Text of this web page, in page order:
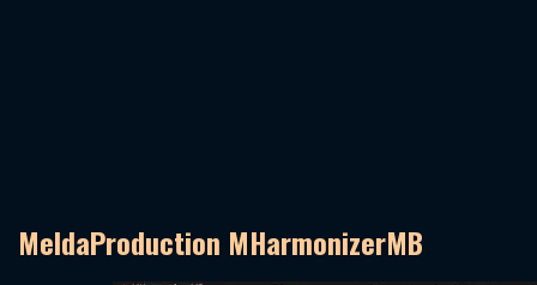
MeldaProduction MHarmonizerMB